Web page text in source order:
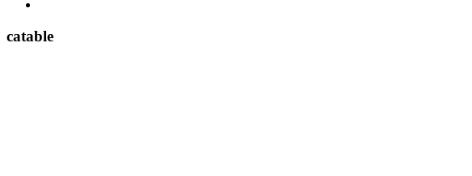
catable